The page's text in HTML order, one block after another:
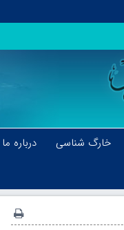
خارگ شناسی درباره ما